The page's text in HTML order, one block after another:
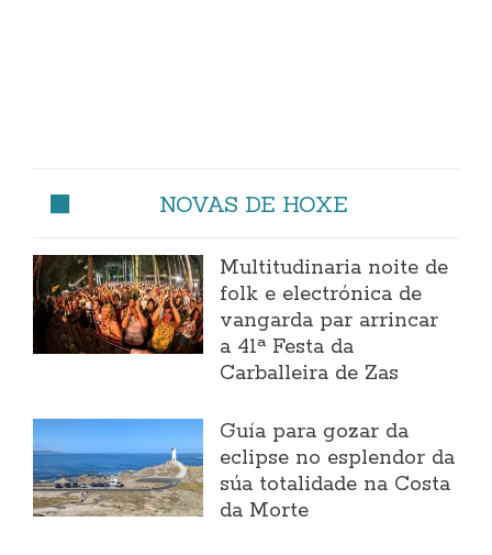
NOVAS DE HOXE
Multitudinaria noite de
folk e electrónica de
vangarda par arrincar
a 41ª Festa da
Carballeira de Zas
Guía para gozar da
eclipse no esplendor da
súa totalidade na Costa
da Morte